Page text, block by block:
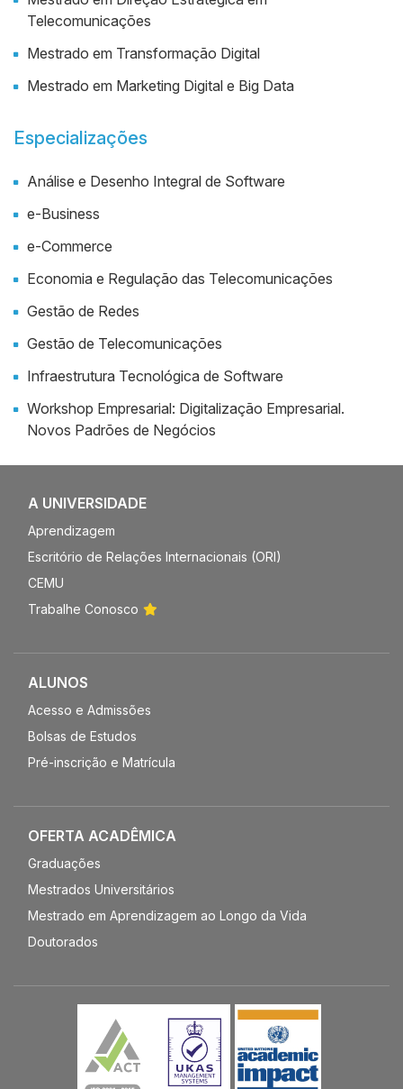
Telecomunicações
Mestrado em Transformação Digital
Mestrado em Marketing Digital e Big Data
Especializações
Análise e Desenho Integral de Software
e-Business
e-Commerce
Economia e Regulação das Telecomunicações
Gestão de Redes
Gestão de Telecomunicações
Infraestrutura Tecnológica de Software
Workshop Empresarial: Digitalização Empresarial.
Novos Padrões de Negócios
A UNIVERSIDADE
Aprendizagem
Escritório de Relações Internacionais (ORI)
CEMU
Trabalhe Conosco
ALUNOS
Acesso e Admissões
Bolsas de Estudos
Pré-inscrição e Matrícula
OFERTA ACADÊMICA
Graduações
Mestrados Universitários
Mestrado em Aprendizagem ao Longo da Vida
Doutorados